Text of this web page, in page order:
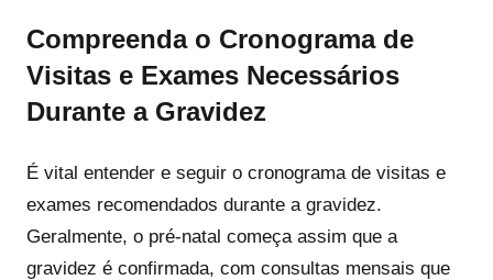
Compreenda o Cronograma de
Visitas e Exames Necessários
Durante a Gravidez
É vital entender e seguir o cronograma de visitas e
exames recomendados durante a gravidez.
Geralmente, o pré-natal começa assim que a
gravidez é confirmada, com consultas mensais que